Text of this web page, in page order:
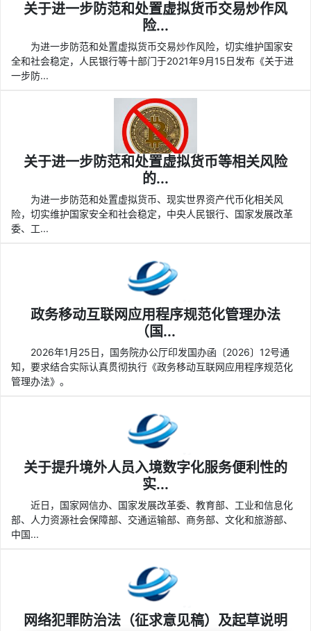
关于进一步防范和处置虚拟货币交易炒作风
险...
为进一步防范和处置虚拟货币交易炒作风险，切实维护国家安
全和社会稳定，人民银行等十部门于2021年9月15日发布《关于进
一步防...
关于进一步防范和处置虚拟货币等相关风险
的...
为进一步防范和处置虚拟货币、现实世界资产代币化相关风
险，切实维护国家安全和社会稳定，中央人民银行、国家发展改革
委、工...
政务移动互联网应用程序规范化管理办法
（国...
2026年1月25日，国务院办公厅印发国办函〔2026〕12号通
知，要求结合实际认真贯彻执行《政务移动互联网应用程序规范化
管理办法》。
关于提升境外人员入境数字化服务便利性的
实...
近日，国家网信办、国家发展改革委、教育部、工业和信息化
部、人力资源社会保障部、交通运输部、商务部、文化和旅游部、
中国...
网络犯罪防治法（征求意见稿）及起草说明